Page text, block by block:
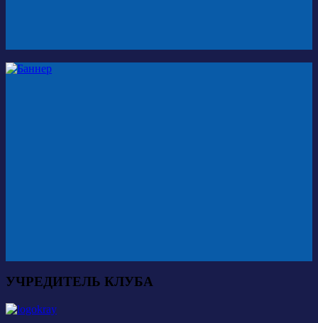
УЧРЕДИТЕЛЬ КЛУБА